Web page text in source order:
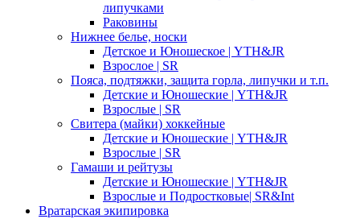
липучками
Раковины
Нижнее белье, носки
Детское и Юношеское | YTH&JR
Взрослое | SR
Пояса, подтяжки, защита горла, липучки и т.п.
Детские и Юношеские | YTH&JR
Взрослые | SR
Свитера (майки) хоккейные
Детские и Юношеские | YTH&JR
Взрослые | SR
Гамаши и рейтузы
Детские и Юношеские | YTH&JR
Взрослые и Подростковые| SR&Int
Вратарская экипировка